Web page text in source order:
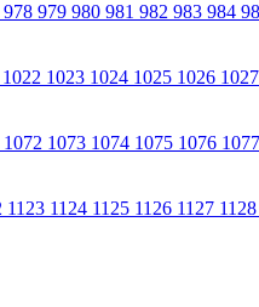
978 979 980 981 982 983 984
1022 1023 1024 1025 1026 1027
1072 1073 1074 1075 1076 1077
1123 1124 1125 1126 1127 1128